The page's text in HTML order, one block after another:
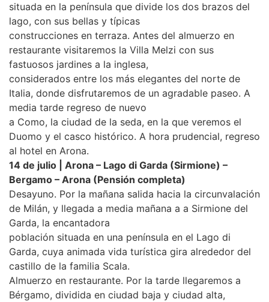
situada en la península que divide los dos brazos del
lago, con sus bellas y típicas
construcciones en terraza. Antes del almuerzo en
restaurante visitaremos la Villa Melzi con sus
fastuosos jardines a la inglesa,
considerados entre los más elegantes del norte de
Italia, donde disfrutaremos de un agradable paseo. A
media tarde regreso de nuevo
a Como, la ciudad de la seda, en la que veremos el
Duomo y el casco histórico. A hora prudencial, regreso
al hotel en Arona.
14 de julio | Arona – Lago di Garda (Sirmione) –
Bergamo – Arona (Pensión completa)
Desayuno. Por la mañana salida hacia la circunvalación
de Milán, y llegada a media mañana a a Sirmione del
Garda, la encantadora
población situada en una península en el Lago di
Garda, cuya animada vida turística gira alrededor del
castillo de la familia Scala.
Almuerzo en restaurante. Por la tarde llegaremos a
Bérgamo, dividida en ciudad baja y ciudad alta,